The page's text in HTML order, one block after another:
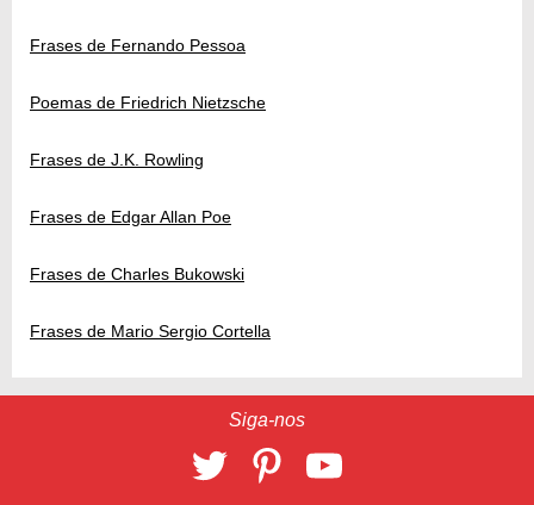
Frases de Fernando Pessoa
Poemas de Friedrich Nietzsche
Frases de J.K. Rowling
Frases de Edgar Allan Poe
Frases de Charles Bukowski
Frases de Mario Sergio Cortella
Siga-nos